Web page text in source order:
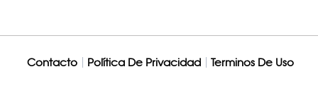
Contacto Política De Privacidad Terminos De Uso